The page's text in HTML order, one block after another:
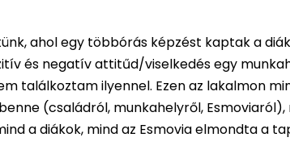
ahol egy többórás képzést kaptak a
és negatív attitűd/viselkedés egy
találkoztam ilyennel. Ezen az lakalmon
(családról, munkahelyről,
a diákok, mind az Esmovia elmondta a